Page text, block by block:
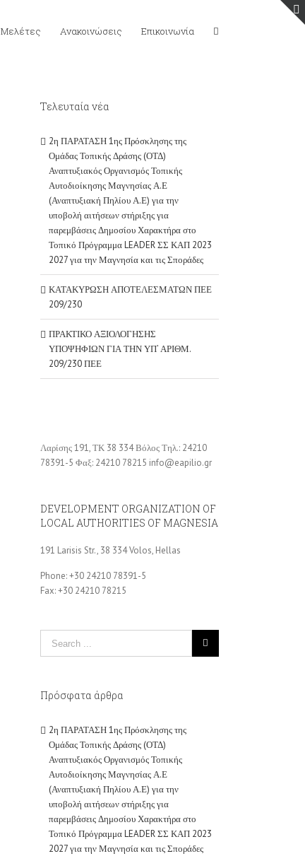
Μελέτες Ανακοινώσεις Επικοινωνία
Τελευταία νέα
2η ΠΑΡΑΤΑΣΗ 1ης Πρόσκλησης της
Ομάδας Τοπικής Δράσης (ΟΤΔ)
Αναπτυξιακός Οργανισμός Τοπικής
Αυτοδιοίκησης Μαγνησίας Α.Ε
(Αναπτυξιακή Πηλίου Α.Ε) για την
υποβολή αιτήσεων στήριξης για
παρεμβάσεις Δημοσίου Χαρακτήρα στο
Τοπικό Πρόγραμμα LEADER ΣΣ ΚΑΠ 2023
2027 για την Μαγνησία και τις Σποράδες
ΚΑΤΑΚΥΡΩΣΗ ΑΠΟΤΕΛΕΣΜΑΤΩΝ ΠΕΕ
209/230
ΠΡΑΚΤΙΚΟ ΑΞΙΟΛΟΓΗΣΗΣ
ΥΠΟΨΗΦΙΩΝ ΓΙΑ ΤΗΝ ΥΠ’ ΑΡΙΘΜ.
209/230 ΠΕΕ
Λαρίσης 191, ΤΚ 38 334 Βόλος Τηλ.: 24210
78391-5 Φαξ: 24210 78215 info@eapilio.gr
DEVELOPMENT ORGANIZATION OF
LOCAL AUTHORITIES OF MAGNESIA
191 Larisis Str., 38 334 Volos, Hellas
Phone: +30 24210 78391-5
Fax: +30 24210 78215
Πρόσφατα άρθρα
2η ΠΑΡΑΤΑΣΗ 1ης Πρόσκλησης της
Ομάδας Τοπικής Δράσης (ΟΤΔ)
Αναπτυξιακός Οργανισμός Τοπικής
Αυτοδιοίκησης Μαγνησίας Α.Ε
(Αναπτυξιακή Πηλίου Α.Ε) για την
υποβολή αιτήσεων στήριξης για
παρεμβάσεις Δημοσίου Χαρακτήρα στο
Τοπικό Πρόγραμμα LEADER ΣΣ ΚΑΠ 2023
2027 για την Μαγνησία και τις Σποράδες